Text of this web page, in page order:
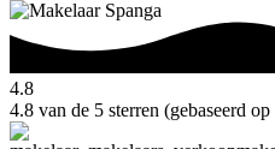
4.8
4.8 van de 5 sterren (gebaseerd op